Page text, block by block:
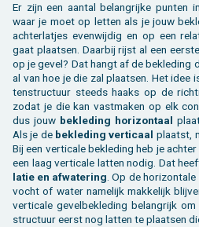
Er zijn een aan­tal be­lang­rij­ke pun­ten
waar je moet op let­ten als je jouw
ach­ter­lat­jes even­wij­dig en op een
gaat plaat­sen. Daar­bij rijst al een
op je gevel? Dat hangt af de be­kle­ding
al van hoe je die zal plaat­sen. Het
ten­struc­tuur steeds haaks op de
zodat je die kan vast­ma­ken op elk
dus jouw be­kle­ding ho­ri­zon­taal
Als je de be­kle­ding ver­ti­caal plaatst,
Bij een ver­ti­ca­le be­kle­ding heb je
een laag ver­ti­ca­le lat­ten nodig. Dat
la­tie en af­wa­te­ring. Op de
vocht of water na­me­lijk mak­ke­lijk
ver­ti­ca­le ge­vel­be­kle­ding be­lang­rijk
struc­tuur eerst nog lat­ten te plaat­sen